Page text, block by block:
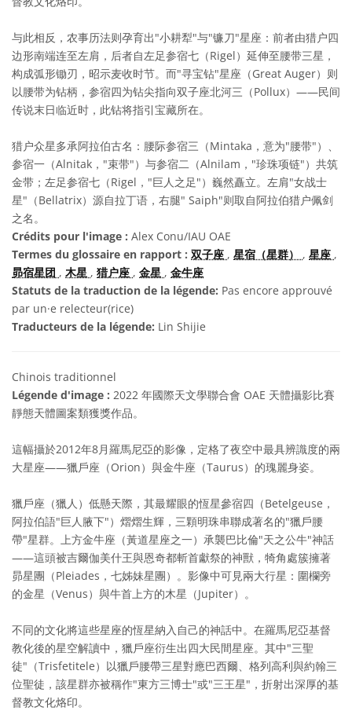
与此相反，农事历法则孕育出"小耕犁"与"镰刀"星座：前者由猎户四
边形南端连至左肩，后者自左足参宿七（Rigel）延伸至腰带三星，
构成弧形锄刃，昭示麦收时节。而"寻宝钻"星座（Great Auger）则
以腰带为钻柄，参宿四为钻尖指向双子座北河三（Pollux）——民间
传说末日临近时，此钻将指引宝藏所在。
猎户众星多承阿拉伯古名：腰际参宿三（Mintaka，意为"腰带"）、
参宿一（Alnitak，"束带"）与参宿二（Alnilam，"珍珠项链"）共筑
金带；左足参宿七（Rigel，"巨人之足"）巍然矗立。左肩"女战士
星"（Bellatrix）源自拉丁语，右腿" Saiph"则取自阿拉伯猎户佩剑
之名。
Crédits pour l'image : Alex Conu/IAU OAE
Termes du glossaire en rapport : 双子座 , 星宿（星群） , 星座 ,
昴宿星团 , 木星 , 猎户座 , 金星 , 金牛座
Statuts de la traduction de la légende: Pas encore approuvé
par un·e relecteur(rice)
Traducteurs de la légende: Lin Shijie
Chinois traditionnel
Légende d'image : 2022 年國際天文學聯合會 OAE 天體攝影比賽
靜態天體圖案類獲獎作品。
這幅攝於2012年8月羅馬尼亞的影像，定格了夜空中最具辨識度的兩
大星座——獵戶座（Orion）與金牛座（Taurus）的瑰麗身姿。
獵戶座（獵人）低懸天際，其最耀眼的恆星參宿四（Betelgeuse，
阿拉伯語"巨人腋下"）熠熠生輝，三顆明珠串聯成著名的"獵戶腰
帶"星群。上方金牛座（黃道星座之一）承襲巴比倫"天之公牛"神話
——這頭被吉爾伽美什王與恩奇都斬首獻祭的神獸，犄角處簇擁著
昴星團（Pleiades，七姊妹星團）。影像中可見兩大行星：圍欄旁
的金星（Venus）與牛首上方的木星（Jupiter）。
不同的文化將這些星座的恆星納入自己的神話中。在羅馬尼亞基督
教化後的星空解讀中，獵戶座衍生出四大民間星座。其中"三聖
徒"（Trisfetitele）以獵戶腰帶三星對應巴西爾、格列高利與約翰三
位聖徒，該星群亦被稱作"東方三博士"或"三王星"，折射出深厚的基
督教文化烙印。